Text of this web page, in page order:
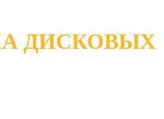
ДИСКОВЫХ